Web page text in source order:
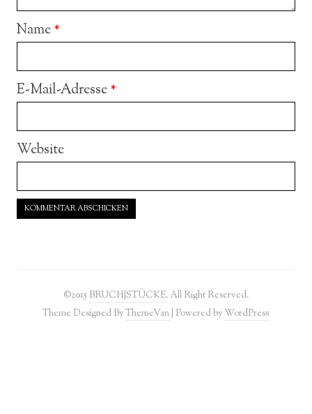
Name*
E-Mail-Adresse*
Website
©2015 BRUCH|STÜCKE. All Right Reserved.
Theme Designed ByThemeVan | Powered by WordPress